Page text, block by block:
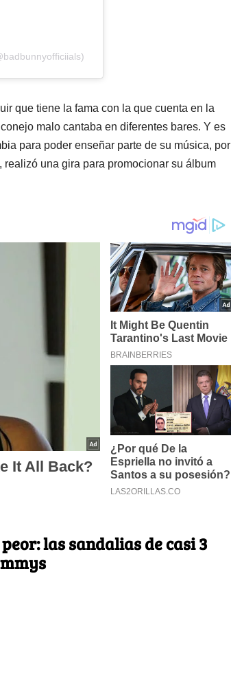
que tiene la fama con la que cuenta en la
malo cantaba en diferentes bares. Y es
para poder enseñar parte de su música, por
realizó una gira para promocionar su álbum
las sandalias de casi 3